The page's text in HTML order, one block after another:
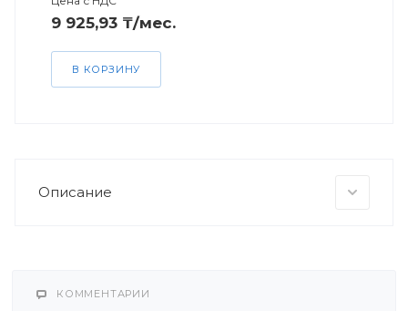
9 925,93 ₸/мес.
В КОРЗИНУ
Описание
КОММЕНТАРИИ